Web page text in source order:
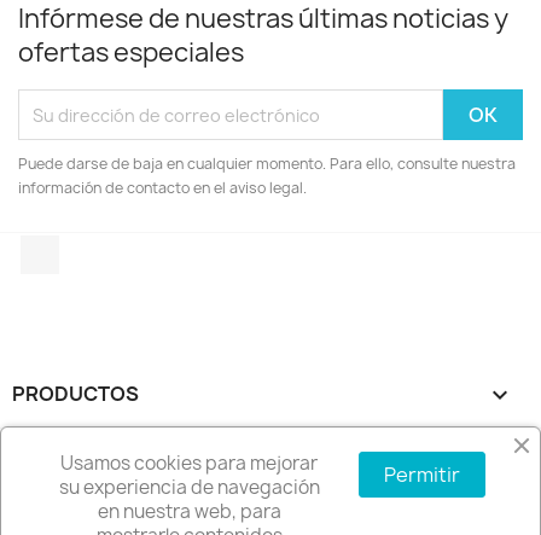
Infórmese de nuestras últimas noticias y
ofertas especiales
Puede darse de baja en cualquier momento. Para ello, consulte nuestra
información de contacto en el aviso legal.
PRODUCTOS 
NUESTRA EMPRESA 
SU CUENTA
Usamos cookies para mejorar
su experiencia de navegación
en nuestra web, para
Permitir